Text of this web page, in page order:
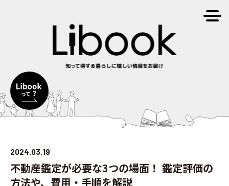
2024.03.19
不動産鑑定が必要な3つの場面！ 鑑定評価の
方法や、費用・手順を解説